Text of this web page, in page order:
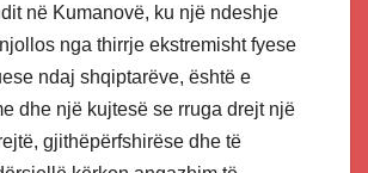
në Kumanovë, ku një ndeshje
nga thirrje ekstremisht fyese
ndaj shqiptarëve, është e
dhe një kujtesë se rruga drejt një
gjithëpërfshirëse dhe të